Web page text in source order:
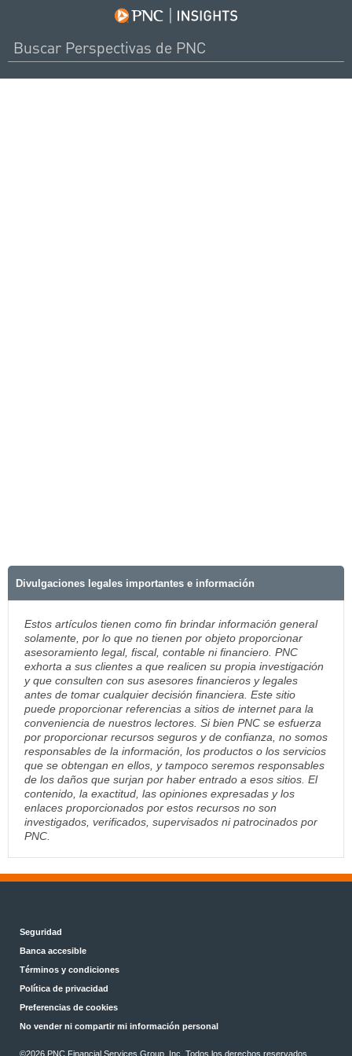
Divulgaciones legales importantes e información
Estos artículos tienen como fin brindar información general
solamente, por lo que no tienen por objeto proporcionar
asesoramiento legal, fiscal, contable ni financiero. PNC
exhorta a sus clientes a que realicen su propia investigación
y que consulten con sus asesores financieros y legales
antes de tomar cualquier decisión financiera. Este sitio
puede proporcionar referencias a sitios de internet para la
conveniencia de nuestros lectores. Si bien PNC se esfuerza
por proporcionar recursos seguros y de confianza, no somos
responsables de la información, los productos o los servicios
que se obtengan en ellos, y tampoco seremos responsables
de los daños que surjan por haber entrado a esos sitios. El
contenido, la exactitud, las opiniones expresadas y los
enlaces proporcionados por estos recursos no son
investigados, verificados, supervisados ni patrocinados por
PNC.
Seguridad
Banca accesible
Términos y condiciones
Política de privacidad
Preferencias de cookies
No vender ni compartir mi información personal
©2026 PNC Financial Services Group, Inc. Todos los derechos reservados.